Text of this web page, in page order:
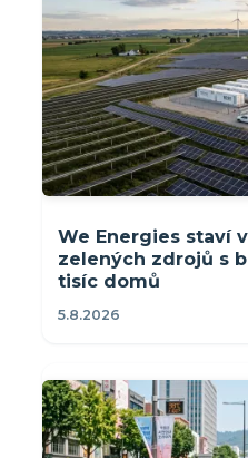
We Energies staví
zelených zdrojů s
tisíc domů
5.8.2026